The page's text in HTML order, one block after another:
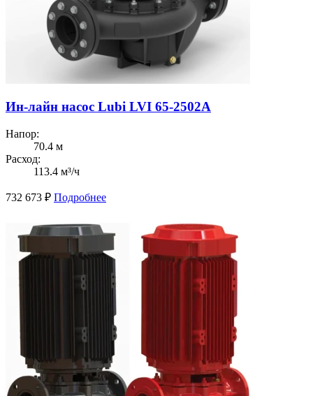
Ин-лайн насос Lubi LVI 65-2502A
Напор:
70.4 м
Расход:
113.4 м³/ч
732 673 ₽ Подробнее